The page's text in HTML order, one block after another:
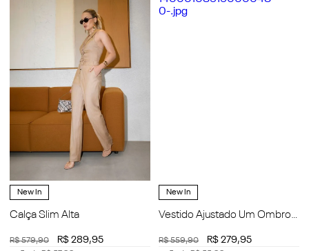
New In
Calça Slim Alta
R$579,90 R$ 289,95
New In
Vestido Ajustado Um Ombro
R$559,90 R$ 279,95